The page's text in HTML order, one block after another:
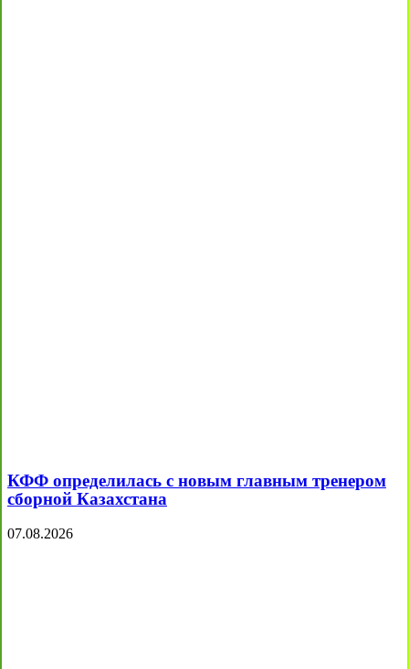
КФФ определилась с новым главным тренером
сборной Казахстана
07.08.2026